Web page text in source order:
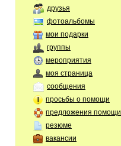
друзья
фотоальбомы
мои подарки
группы
мероприятия
моя страница
сообщения
просьбы о помощи
предложения помощи
резюме
вакансии